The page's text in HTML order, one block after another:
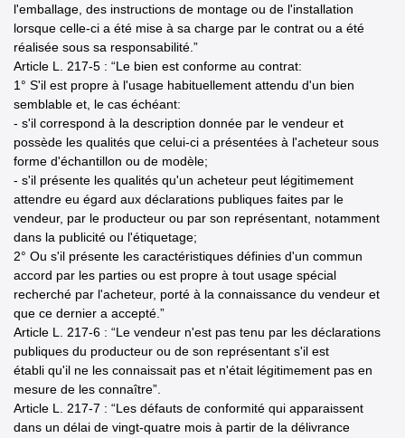
l'emballage, des instructions de montage ou de l'installation
lorsque celle-ci a été mise à sa charge par le contrat ou a été
réalisée sous sa responsabilité.”
Article L. 217-5 : “Le bien est conforme au contrat:
1° S'il est propre à l'usage habituellement attendu d'un bien
semblable et, le cas échéant:
- s'il correspond à la description donnée par le vendeur et
possède les qualités que celui-ci a présentées à l'acheteur sous
forme d'échantillon ou de modèle;
- s'il présente les qualités qu'un acheteur peut légitimement
attendre eu égard aux déclarations publiques faites par le
vendeur, par le producteur ou par son représentant, notamment
dans la publicité ou l'étiquetage;
2° Ou s'il présente les caractéristiques définies d'un commun
accord par les parties ou est propre à tout usage spécial
recherché par l'acheteur, porté à la connaissance du vendeur et
que ce dernier a accepté.”
Article L. 217-6 : “Le vendeur n'est pas tenu par les déclarations
publiques du producteur ou de son représentant s'il est
établi qu'il ne les connaissait pas et n'était légitimement pas en
mesure de les connaître”.
Article L. 217-7 : “Les défauts de conformité qui apparaissent
dans un délai de vingt-quatre mois à partir de la délivrance